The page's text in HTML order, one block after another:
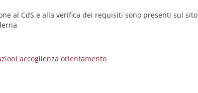
al CdS e alla verifica dei requisiti sono presenti sul sito
accoglienza orientamento